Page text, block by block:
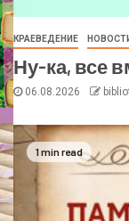
КРАЕВЕДЕНИЕ
Ну-ка, все
06.08.2026
1 min read